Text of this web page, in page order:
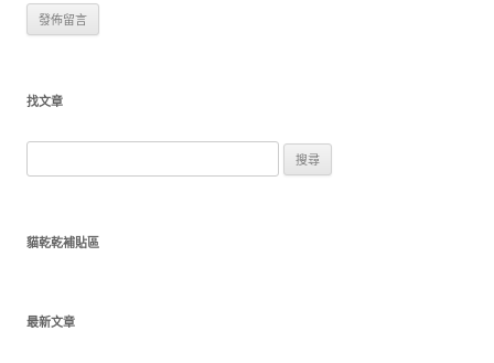
找文章
尋
鍵
貓乾乾補貼區
最新文章